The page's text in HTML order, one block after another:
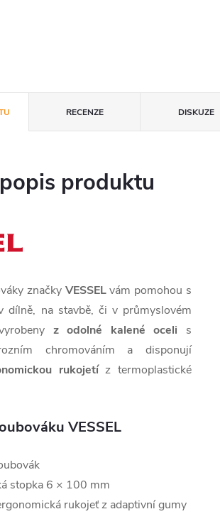
RECENZE DISKUZE
produktu
značky VESSELvám pomohou s
dílně, na stavbě, či v průmyslovém
z odolné kalené oceli s
chromováním a disponují
rukojetíz termoplastické
VESSEL
stopka 6 × 100 mm
rukojeť z adaptivní gumy